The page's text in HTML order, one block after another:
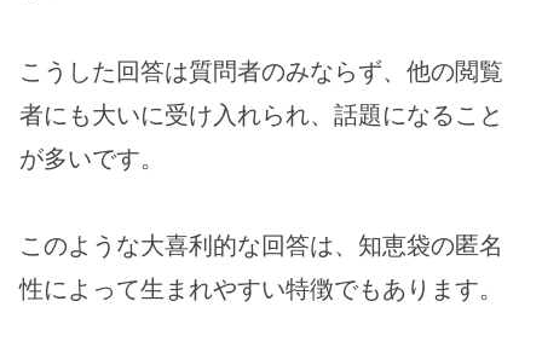
こうした回答は質問者のみならず、他の閲覧
者にも大いに受け入れられ、話題になること
が多いです。
このような大喜利的な回答は、知恵袋の匿名
性によって生まれやすい特徴でもあります。